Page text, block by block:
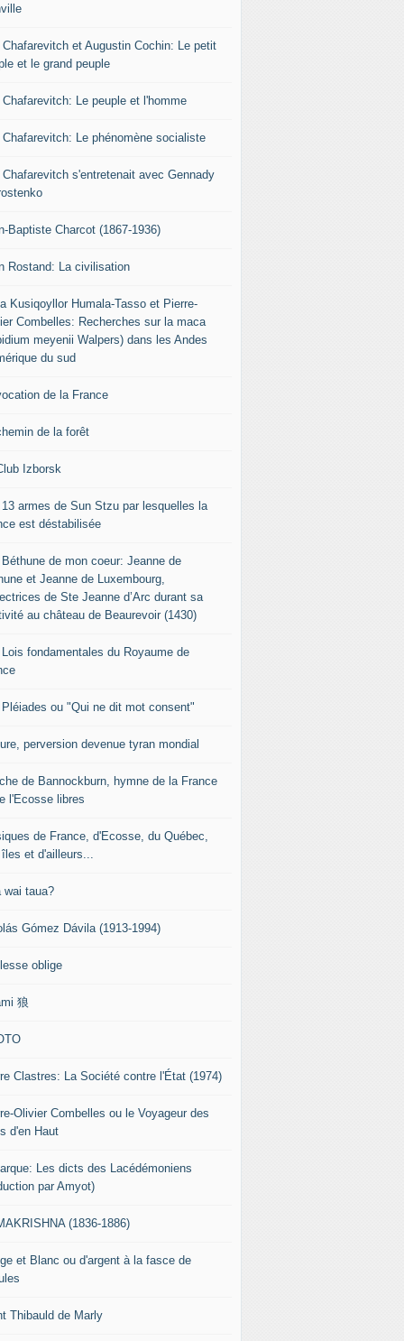
Chafarevitch et Augustin Cochin: Le petit
et le grand peuple
Chafarevitch: Le peuple et l'homme
Chafarevitch: Le phénomène socialiste
Chafarevitch s'entretenait avec Gennady
Baptiste Charcot (1867-1936)
Rostand: La civilisation
Kusiqoyllor Humala-Tasso et Pierre-
Combelles: Recherches sur la maca
meyenii Walpers) dans les Andes
du sud
de la France
de la forêt
Izborsk
13 armes de Sun Stzu par lesquelles la
est déstabilisée
de mon coeur: Jeanne de
et Jeanne de Luxembourg,
de Ste Jeanne d’Arc durant sa
au château de Beaurevoir (1430)
fondamentales du Royaume de
Pléiades ou "Qui ne dit mot consent"
perversion devenue tyran mondial
de Bannockburn, hymne de la France
l'Ecosse libres
de France, d'Ecosse, du Québec,
et d'ailleurs...
wai taua?
Gómez Dávila (1913-1994)
oblige
狼
Clastres: La Société contre l'État (1974)
Olivier Combelles ou le Voyageur des
d'en Haut
Les dicts des Lacédémoniens
par Amyot)
(1836-1886)
et Blanc ou d'argent à la fasce de
Thibauld de Marly